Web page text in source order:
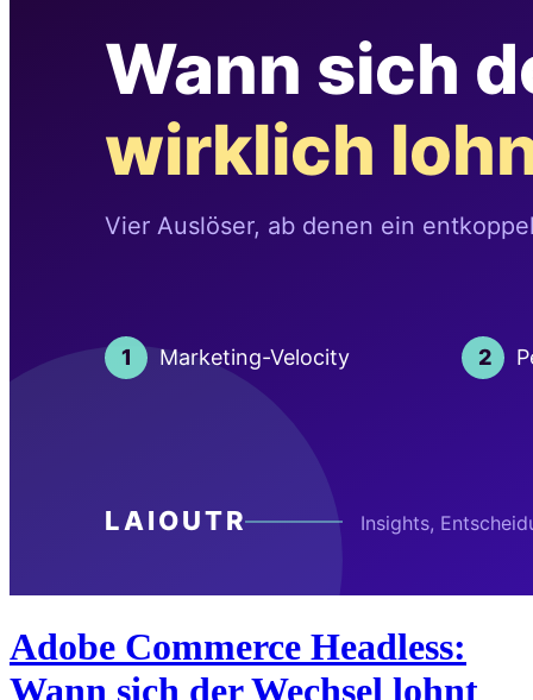
Adobe Commerce Headless:
Wann sich der Wechsel lohnt